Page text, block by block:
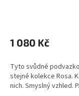
1 080 Kč
Tyto svůdné
stejné kolekce Rosa.
nich. Smyslný vzhled.